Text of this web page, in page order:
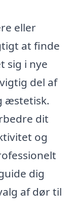
eller
at finde
sig i nye
del af
æstetisk.
dit
og
dig
af dør til